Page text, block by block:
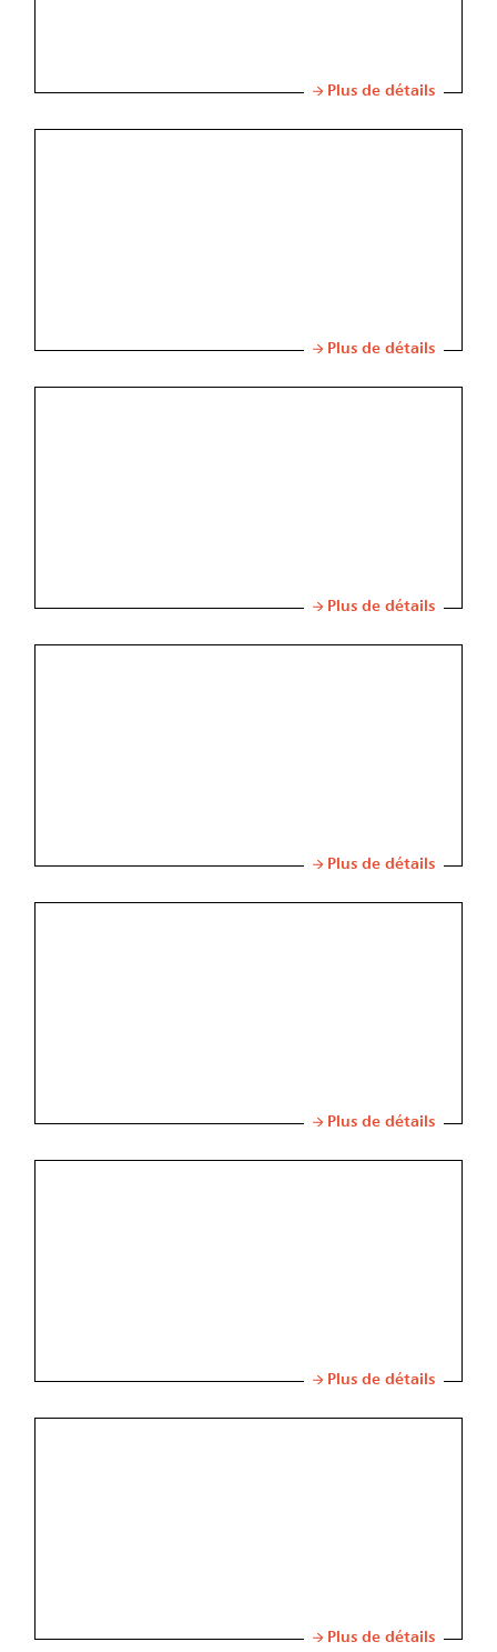
Plus de détails
Plus de détails
Plus de détails
Plus de détails
Plus de détails
Plus de détails
Plus de détails